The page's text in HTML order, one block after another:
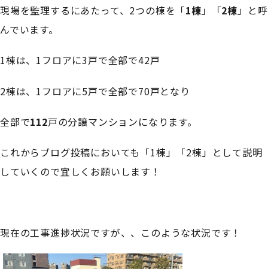
現場を監理するにあたって、2つの棟を「1棟」「2棟」と呼
んでいます。
1棟は、1フロアに3戸で全部で42戸
2棟は、1フロアに5戸で全部で70戸となり
全部で112戸の分譲マンションになります。
これからブログ投稿においても「1棟」「2棟」として説明
していくので宜しくお願いします！
現在の工事進捗状況ですが、、このような状況です！